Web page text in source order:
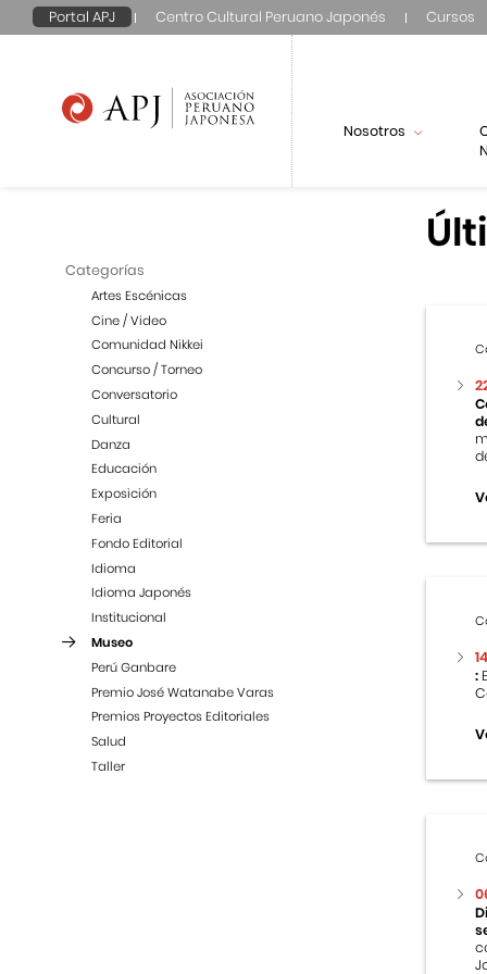
Portal APJ Centro Cultural Peruano Japonés Cursos
Nosotros
Categorías
Artes Escénicas
Cine / Video
Comunidad Nikkei
Concurso / Torneo
Conversatorio
Cultural
Danza
Educación
Exposición
Feria
Fondo Editorial
Idioma
Idioma Japonés
Institucional
Museo
Perú Ganbare
Premio José Watanabe Varas
Premios Proyectos Editoriales
Salud
Taller
: